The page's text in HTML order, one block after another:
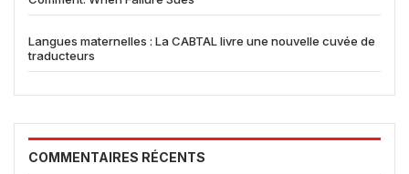
Langues maternelles : La CABTAL livre une nouvelle cuvée de
traducteurs
COMMENTAIRES RÉCENTS